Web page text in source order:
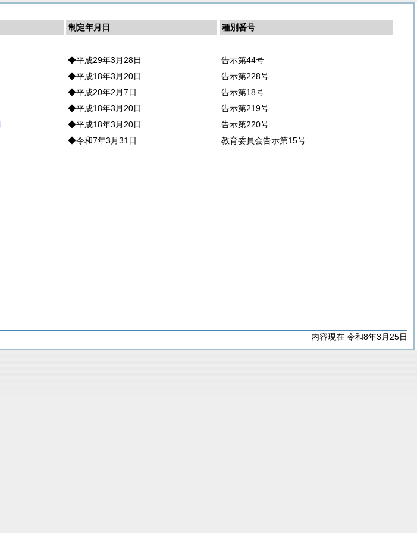
制定年月日
種別番号
◆平成29年3月28日
告示第44号
◆平成18年3月20日
告示第228号
◆平成20年2月7日
告示第18号
◆平成18年3月20日
告示第219号
◆平成18年3月20日
告示第220号
◆令和7年3月31日 教育委員会告示第15号
内容現在 令和8年3月25日